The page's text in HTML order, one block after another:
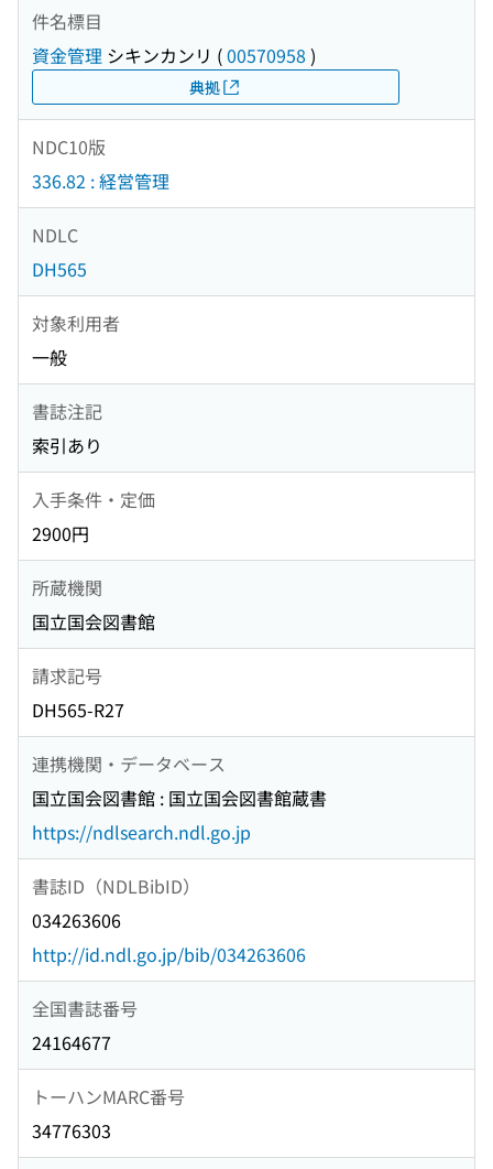
件名標目
資金管理 シキンカンリ (00570958 )
典拠
NDC10版
336.82 : 経営管理
NDLC
DH565
対象利用者
一般
書誌注記
索引あり
入手条件・定価
2900円
所蔵機関
国立国会図書館
請求記号
DH565-R27
連携機関・データベース
国立国会図書館 : 国立国会図書館蔵書
https://ndlsearch.ndl.go.jp
書誌ID（NDLBibID）
034263606
http://id.ndl.go.jp/bib/034263606
全国書誌番号
24164677
トーハンMARC番号
34776303